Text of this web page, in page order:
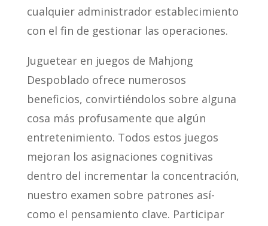
cualquier administrador establecimiento
con el fin de gestionar las operaciones.
Juguetear en juegos de Mahjong
Despoblado ofrece numerosos
beneficios, convirtiéndolos sobre alguna
cosa más profusamente que algún
entretenimiento. Todos estos juegos
mejoran los asignaciones cognitivas
dentro del incrementar la concentración,
nuestro examen sobre patrones así­
como el pensamiento clave. Participar